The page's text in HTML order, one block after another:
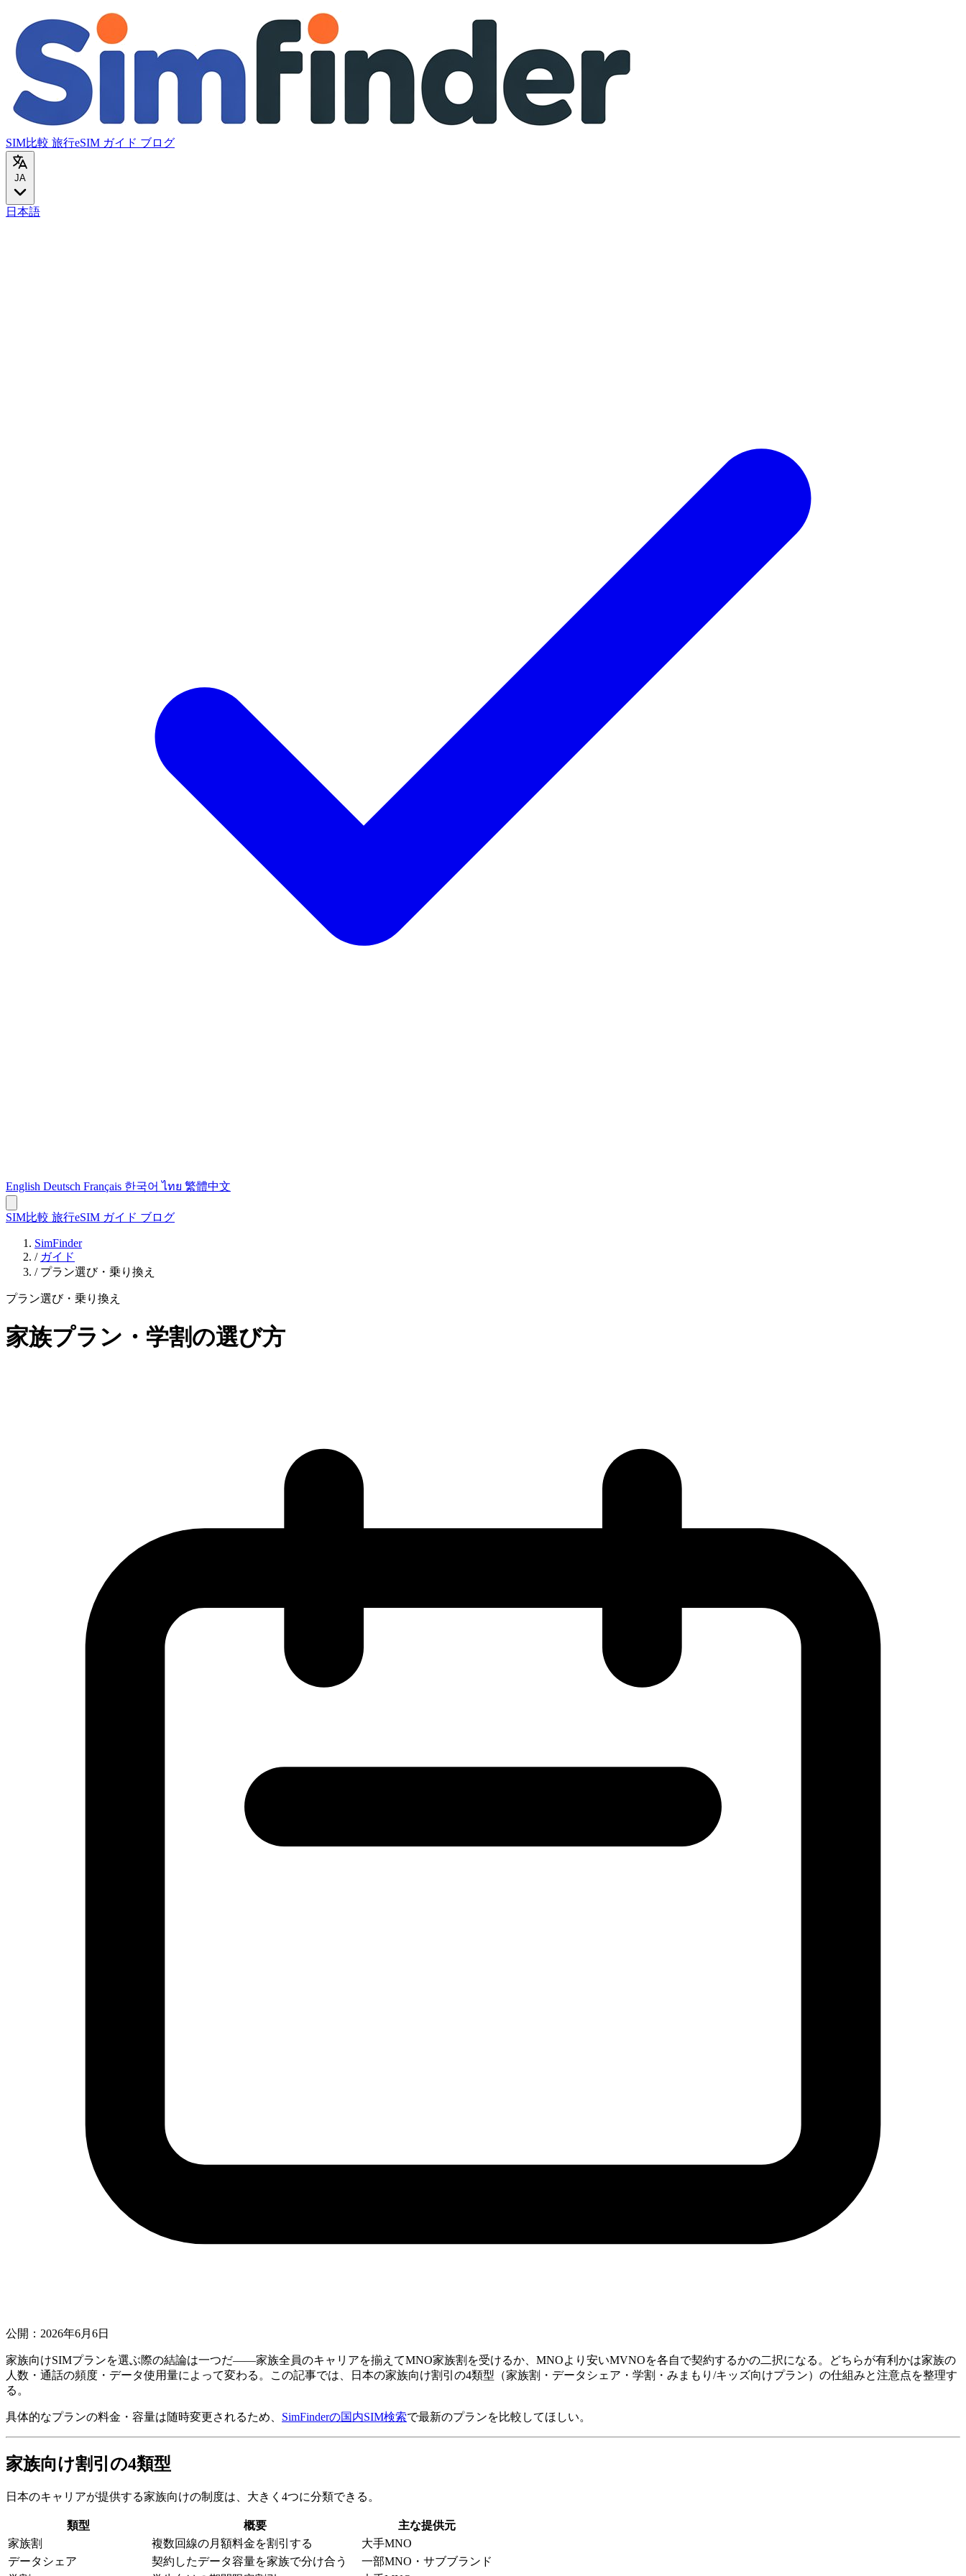
SIM比較 旅行eSIM ガイド ブログ
JA
日本語
English Deutsch Français 한국어 ไทย 繁體中文
SIM比較 旅行eSIM ガイド ブログ
SimFinder
/ ガイド
/ プラン選び・乗り換え
プラン選び・乗り換え
家族プラン・学割の選び方
公開：2026年6月6日
家族向けSIMプランを選ぶ際の結論は一つだ——家族全員のキャリアを揃えてMNO家族割を受けるか、MNOより安いMVNOを各自で契約するかの二択になる。どちらが有利かは家族の
人数・通話の頻度・データ使用量によって変わる。この記事では、日本の家族向け割引の4類型（家族割・データシェア・学割・みまもり/キッズ向けプラン）の仕組みと注意点を整理す
る。
具体的なプランの料金・容量は随時変更されるため、 SimFinderの国内SIM検索で最新のプランを比較してほしい。
家族向け割引の4類型
日本のキャリアが提供する家族向けの制度は、大きく4つに分類できる。
類型 概要
主な提供元
家族割
複数回線の月額料金を割引する
大手MNO
データシェア
契約したデータ容量を家族で分け合う
一部MNO・サブブランド